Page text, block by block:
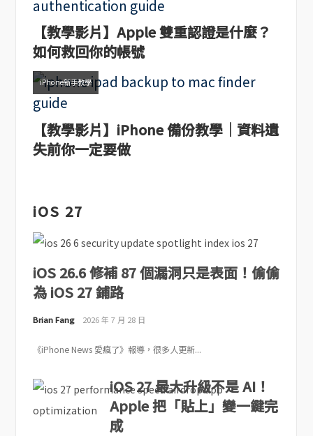
【教學影片】Apple 雙重認證是什麼？
如何救回你的帳號
iPhone新手教學
【教學影片】iPhone 備份教學｜資料遺
失前你一定要做
iOS 27
iOS 26.6 修補 87 個漏洞只是表面！偷偷
為 iOS 27 鋪路
Brian Fang 2026 年 7 月 28 日
《iPhone News 愛瘋了》報導，很多人更新...
iOS 27 最大升級不是 AI！
Apple 把「貼上」變一鍵完
成